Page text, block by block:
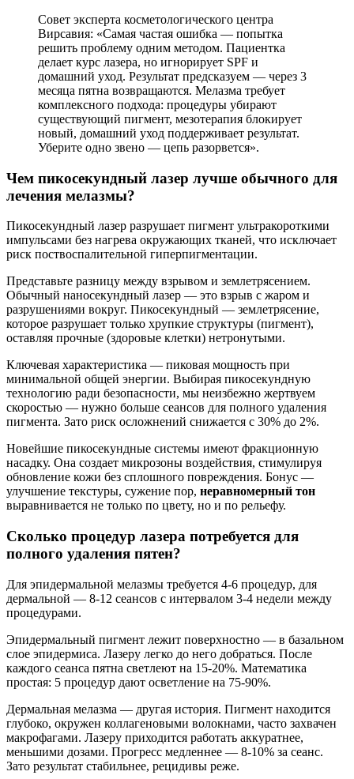
Совет эксперта косметологического центра
Вирсавия: «Самая частая ошибка — попытка
решить проблему одним методом. Пациентка
делает курс лазера, но игнорирует SPF и
домашний уход. Результат предсказуем — через 3
месяца пятна возвращаются. Мелазма требует
комплексного подхода: процедуры убирают
существующий пигмент, мезотерапия блокирует
новый, домашний уход поддерживает результат.
Уберите одно звено — цепь разорвется».
Чем пикосекундный лазер лучше обычного для
лечения мелазмы?
Пикосекундный лазер разрушает пигмент ультракороткими
импульсами без нагрева окружающих тканей, что исключает
риск поствоспалительной гиперпигментации.
Представьте разницу между взрывом и землетрясением.
Обычный наносекундный лазер — это взрыв с жаром и
разрушениями вокруг. Пикосекундный — землетрясение,
которое разрушает только хрупкие структуры (пигмент),
оставляя прочные (здоровые клетки) нетронутыми.
Ключевая характеристика — пиковая мощность при
минимальной общей энергии. Выбирая пикосекундную
технологию ради безопасности, мы неизбежно жертвуем
скоростью — нужно больше сеансов для полного удаления
пигмента. Зато риск осложнений снижается с 30% до 2%.
Новейшие пикосекундные системы имеют фракционную
насадку. Она создает микрозоны воздействия, стимулируя
обновление кожи без сплошного повреждения. Бонус —
улучшение текстуры, сужение пор, неравномерный тон
выравнивается не только по цвету, но и по рельефу.
Сколько процедур лазера потребуется для
полного удаления пятен?
Для эпидермальной мелазмы требуется 4-6 процедур, для
дермальной — 8-12 сеансов с интервалом 3-4 недели между
процедурами.
Эпидермальный пигмент лежит поверхностно — в базальном
слое эпидермиса. Лазеру легко до него добраться. После
каждого сеанса пятна светлеют на 15-20%. Математика
простая: 5 процедур дают осветление на 75-90%.
Дермальная мелазма — другая история. Пигмент находится
глубоко, окружен коллагеновыми волокнами, часто захвачен
макрофагами. Лазеру приходится работать аккуратнее,
меньшими дозами. Прогресс медленнее — 8-10% за сеанс.
Зато результат стабильнее, рецидивы реже.